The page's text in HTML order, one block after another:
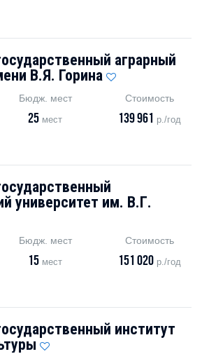
аграрный
В.Я. Горина
Бюдж. мест
25 мест
Стоимость
139 961 р./год
университет им. В.Г.
Бюдж. мест
15 мест
Стоимость
151 020 р./год
институт